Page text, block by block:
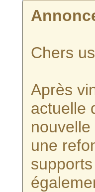
Chers
Après
actuelle
une